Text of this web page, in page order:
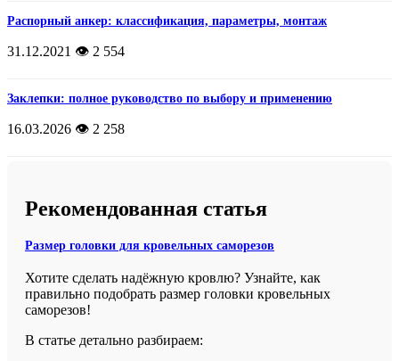
Распорный анкер: классификация, параметры, монтаж
31.12.2021 👁️ 2 554
Заклепки: полное руководство по выбору и применению
16.03.2026 👁️ 2 258
Рекомендованная статья
Размер головки для кровельных саморезов
Хотите сделать надёжную кровлю? Узнайте, как
правильно подобрать размер головки кровельных
саморезов!
В статье детально разбираем: